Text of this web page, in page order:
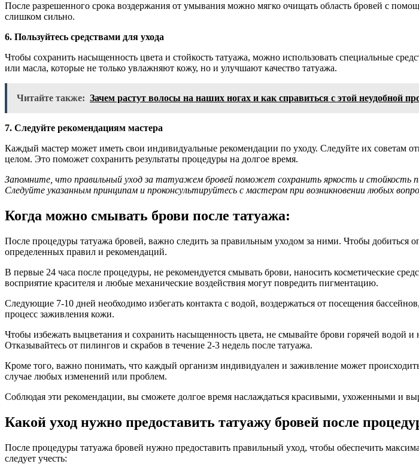
После разрешенного срока воздержания от умывания можно мягко очищать область бровей с
слишком сильно.
6. Пользуйтесь средствами для ухода
Чтобы сохранить насыщенность цвета и стойкость татуажа, можно использовать специальные
или масла, которые не только увлажняют кожу, но и улучшают качество татуажа.
Читайте также: Зачем растут волосы на наших ногах и как справиться с этой неудобной
7. Следуйте рекомендациям мастера
Каждый мастер может иметь свои индивидуальные рекомендации по уходу. Следуйте их советам
целом. Это поможет сохранить результаты процедуры на долгое время.
Запомните, что правильный уход за татуажем бровей поможет сохранить яркость и
Следуйте указанным принципам и проконсультируйтесь с мастером при возникновении любых
Когда можно смывать брови после татуажа:
После процедуры татуажа бровей, важно следить за правильным уходом за ними. Чтобы добиться
определенных правил и рекомендаций.
В первые 24 часа после процедуры, не рекомендуется смывать брови, наносить косметические
восприятие красителя и любые механические воздействия могут повредить пигментацию.
Следующие 7-10 дней необходимо избегать контакта с водой, воздержаться от посещения
процесс заживления кожи.
Чтобы избежать выцветания и сохранить насыщенность цвета, не смывайте брови горячей водой
Отказывайтесь от пилингов и скрабов в течение 2-3 недель после татуажа.
Кроме того, важно понимать, что каждый организм индивидуален и заживление может
случае любых изменений или проблем.
Соблюдая эти рекомендации, вы сможете долгое время наслаждаться красивыми, ухоженными и
Какой уход нужно предоставить татуажу бровей после
После процедуры татуажа бровей нужно предоставить правильный уход, чтобы обеспечить
следует учесть: